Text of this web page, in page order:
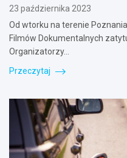
23 października 2023
Od wtorku na terenie
Filmów Dokumentalnych
Organizatorzy…
Przeczytaj